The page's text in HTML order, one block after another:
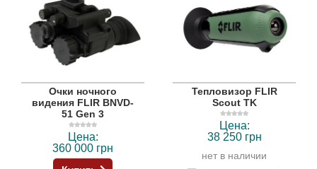
Очки ночного
видения FLIR BNVD-
51 Gen 3
Цена:
360 000 грн
Тепловизор FLIR
Scout TK
Цена:
38 250 грн
нет в наличии